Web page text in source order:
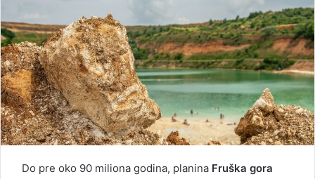
Do pre oko 90 miliona godina, planina Fruška gora